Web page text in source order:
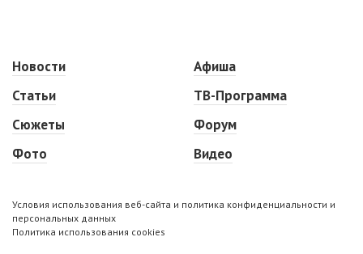
Новости
Статьи
Сюжеты
Фото
Афиша
ТВ-Программа
Форум
Видео
Условия использования веб-сайта и политика конфиденциальности и
персональных данных
Политика использования cookies